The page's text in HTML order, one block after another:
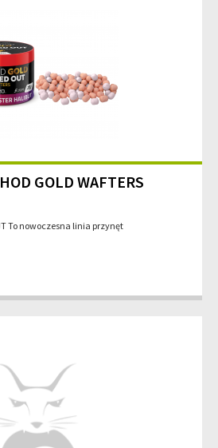
GOLD WAFTERS
To nowoczesna linia przynęt